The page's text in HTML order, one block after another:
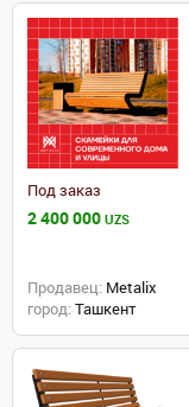
Под заказ
2 400 000 UZS
Продавец: Metalix
город: Ташкент